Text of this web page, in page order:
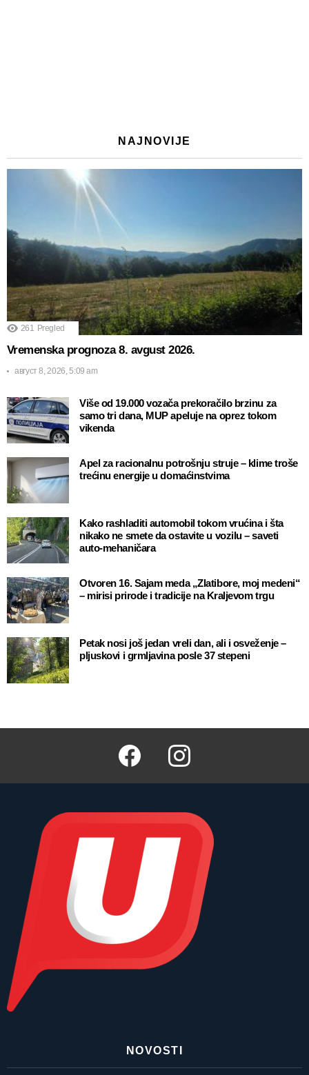
NAJNOVIJE
261 Pregled
Vremenska prognoza 8. avgust 2026.
август 8, 2026, 5:09 am
Više od 19.000 vozača prekoračilo brzinu za
samo tri dana, MUP apeluje na oprez tokom
vikenda
Apel za racionalnu potrošnju struje – klime troše
trećinu energije u domaćinstvima
Kako rashladiti automobil tokom vrućina i šta
nikako ne smete da ostavite u vozilu – saveti
auto-mehaničara
Otvoren 16. Sajam meda „Zlatibore, moj medeni“
– mirisi prirode i tradicije na Kraljevom trgu
Petak nosi još jedan vreli dan, ali i osveženje –
pljuskovi i grmljavina posle 37 stepeni
Facebook Instagram
NOVOSTI